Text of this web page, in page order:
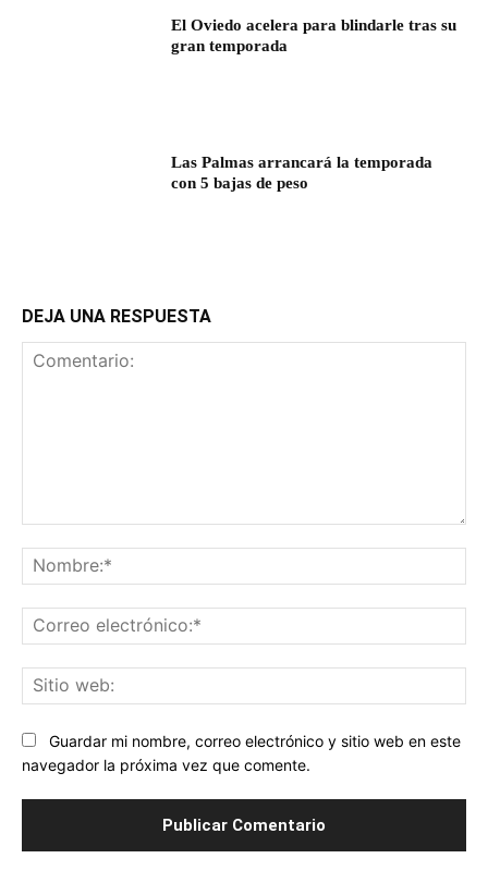
El Oviedo acelera para blindarle tras su
gran temporada
Las Palmas arrancará la temporada
con 5 bajas de peso
DEJA UNA RESPUESTA
Guardar mi nombre, correo electrónico y sitio web en este
navegador la próxima vez que comente.